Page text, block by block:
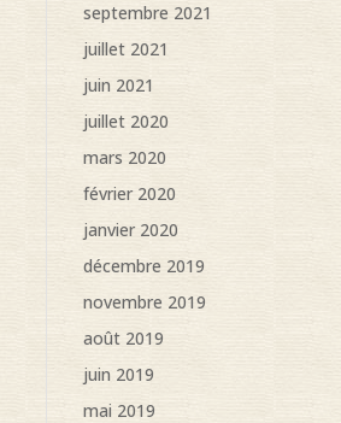
septembre 2021
juillet 2021
juin 2021
juillet 2020
mars 2020
février 2020
janvier 2020
décembre 2019
novembre 2019
août 2019
juin 2019
mai 2019